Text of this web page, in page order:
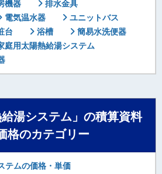
機器
排水金具
電気温水器
ユニットバス
台 浴槽
簡易水洗便器
庭用太陽熱給湯システム
給湯システム」の積算資料
格のカテゴリー
テムの価格・単価